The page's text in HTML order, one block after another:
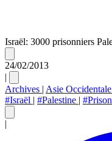
Israël: 3000 prisonniers
24/02/2013
|
Archives | Asie Occidentale
#Israël | #Palestine |
|